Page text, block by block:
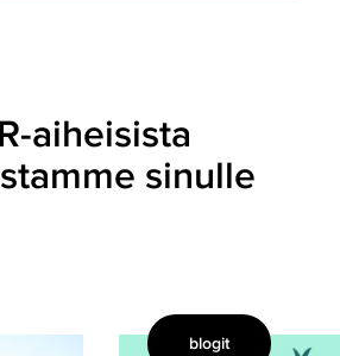
aiheisista
sinulle
Urheiluseura
blogit